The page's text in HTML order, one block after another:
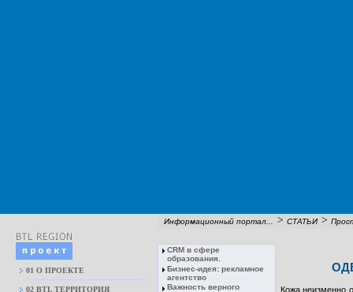
Информационный портал... > СТАТЬИ >
01 О ПРОЕКТЕ
02 BTL ТЕРРИТОРИЯ
CRM в сфере
образования.
Бизнес-идея: рекламное
агентство
Важность верного
Кожа неизменно